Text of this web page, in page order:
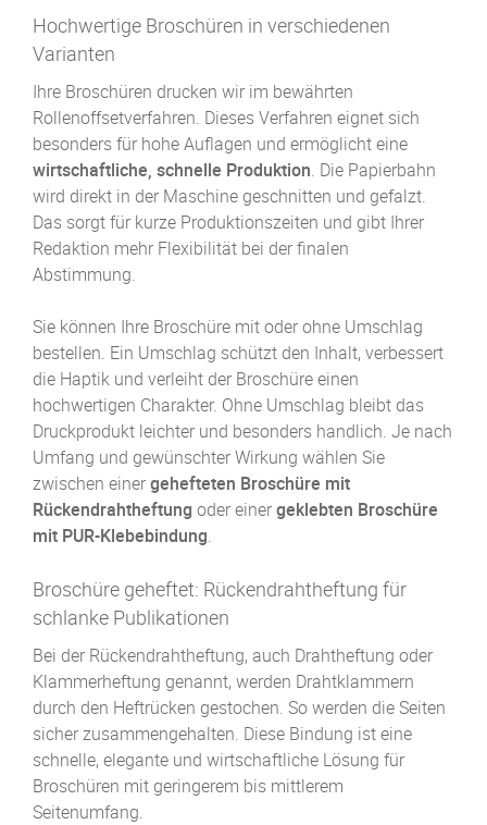
Hochwertige Broschüren in verschiedenen
Varianten
Ihre Broschüren drucken wir im bewährten
Rollenoffsetverfahren. Dieses Verfahren eignet sich
besonders für hohe Auflagen und ermöglicht eine
wirtschaftliche, schnelle Produktion. Die Papierbahn
wird direkt in der Maschine geschnitten und gefalzt.
Das sorgt für kurze Produktionszeiten und gibt Ihrer
Redaktion mehr Flexibilität bei der finalen
Abstimmung.
Sie können Ihre Broschüre mit oder ohne Umschlag
bestellen. Ein Umschlag schützt den Inhalt, verbessert
die Haptik und verleiht der Broschüre einen
hochwertigen Charakter. Ohne Umschlag bleibt das
Druckprodukt leichter und besonders handlich. Je nach
Umfang und gewünschter Wirkung wählen Sie
zwischen einergehefteten Broschüre mit
Rückendraht­heftung oder einergeklebten Broschüre
mit PUR-Klebebindung.
Broschüre geheftet: Rückendrahtheftung für
schlanke Publikationen
Bei der Rückendraht­heftung, auch Drahtheftung oder
Klammer­heftung genannt, werden Drahtklammern
durch den Heftrücken gestochen. So werden die Seiten
sicher zusammen­gehalten. Diese Bindung ist eine
schnelle, elegante und wirtschaftliche Lösung für
Broschüren mit geringerem bis mittlerem
Seitenumfang.